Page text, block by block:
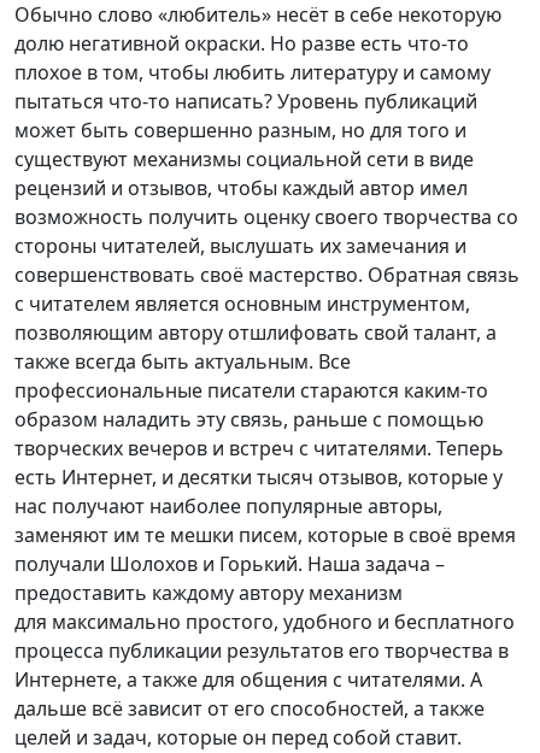
Обычно слово «любитель» несёт в себе некоторую
долю негативной окраски. Но разве есть что-то
плохое в том, чтобы любить литературу и самому
пытаться что-то написать? Уровень публикаций
может быть совершенно разным, но для того и
существуют механизмы социальной сети в виде
рецензий и отзывов, чтобы каждый автор имел
возможность получить оценку своего творчества со
стороны читателей, выслушать их замечания и
совершенствовать своё мастерство. Обратная связь
с читателем является основным инструментом,
позволяющим автору отшлифовать свой талант, а
также всегда быть актуальным. Все
профессиональные писатели стараются каким-то
образом наладить эту связь, раньше с помощью
творческих вечеров и встреч с читателями. Теперь
есть Интернет, и десятки тысяч отзывов, которые у
нас получают наиболее популярные авторы,
заменяют им те мешки писем, которые в своё время
получали Шолохов и Горький. Наша задача –
предоставить каждому автору механизм
для максимально простого, удобного и бесплатного
процесса публикации результатов его творчества в
Интернете, а также для общения с читателями. А
дальше всё зависит от его способностей, а также
целей и задач, которые он перед собой ставит.